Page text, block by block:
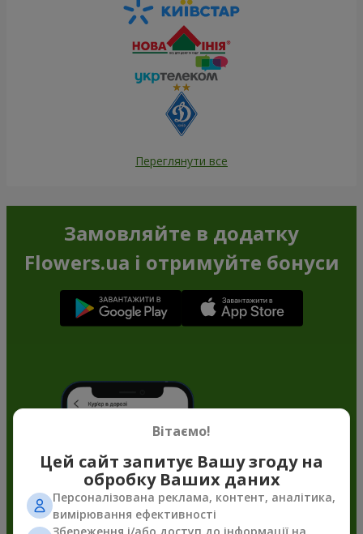
Переглянути все
Замовляйте в додатку
Flowers.ua і отримуйте бонуси
Вітаємо!
Цей сайт запитує Вашу згоду на
обробку Ваших даних
Персоналізована реклама, контент, аналітика,
вимірювання ефективності
Збереження і/або доступ до інформації на